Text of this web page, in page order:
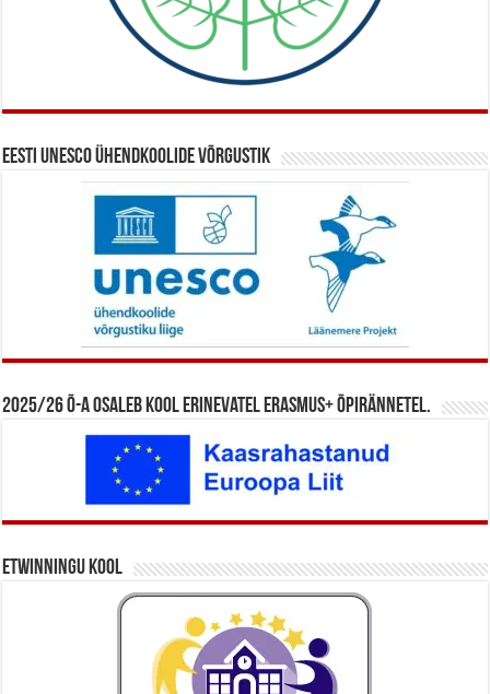
Eesti UNESCO ühendkoolide võrgustik
2025/26 õ-a osaleb kool erinevatel Erasmus+ õpirännetel.
eTwinningu kool